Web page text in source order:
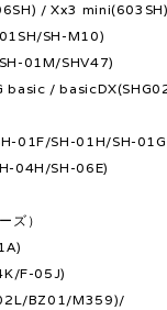
/ Xx3 mini(603SH)
SH-M10)
01M/SHV47)
basic /
01F/SH-01H/SH-
04H/SH-06E)
ズ）
F-05J)
BZ01/M359)/